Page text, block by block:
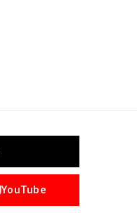
YouTube